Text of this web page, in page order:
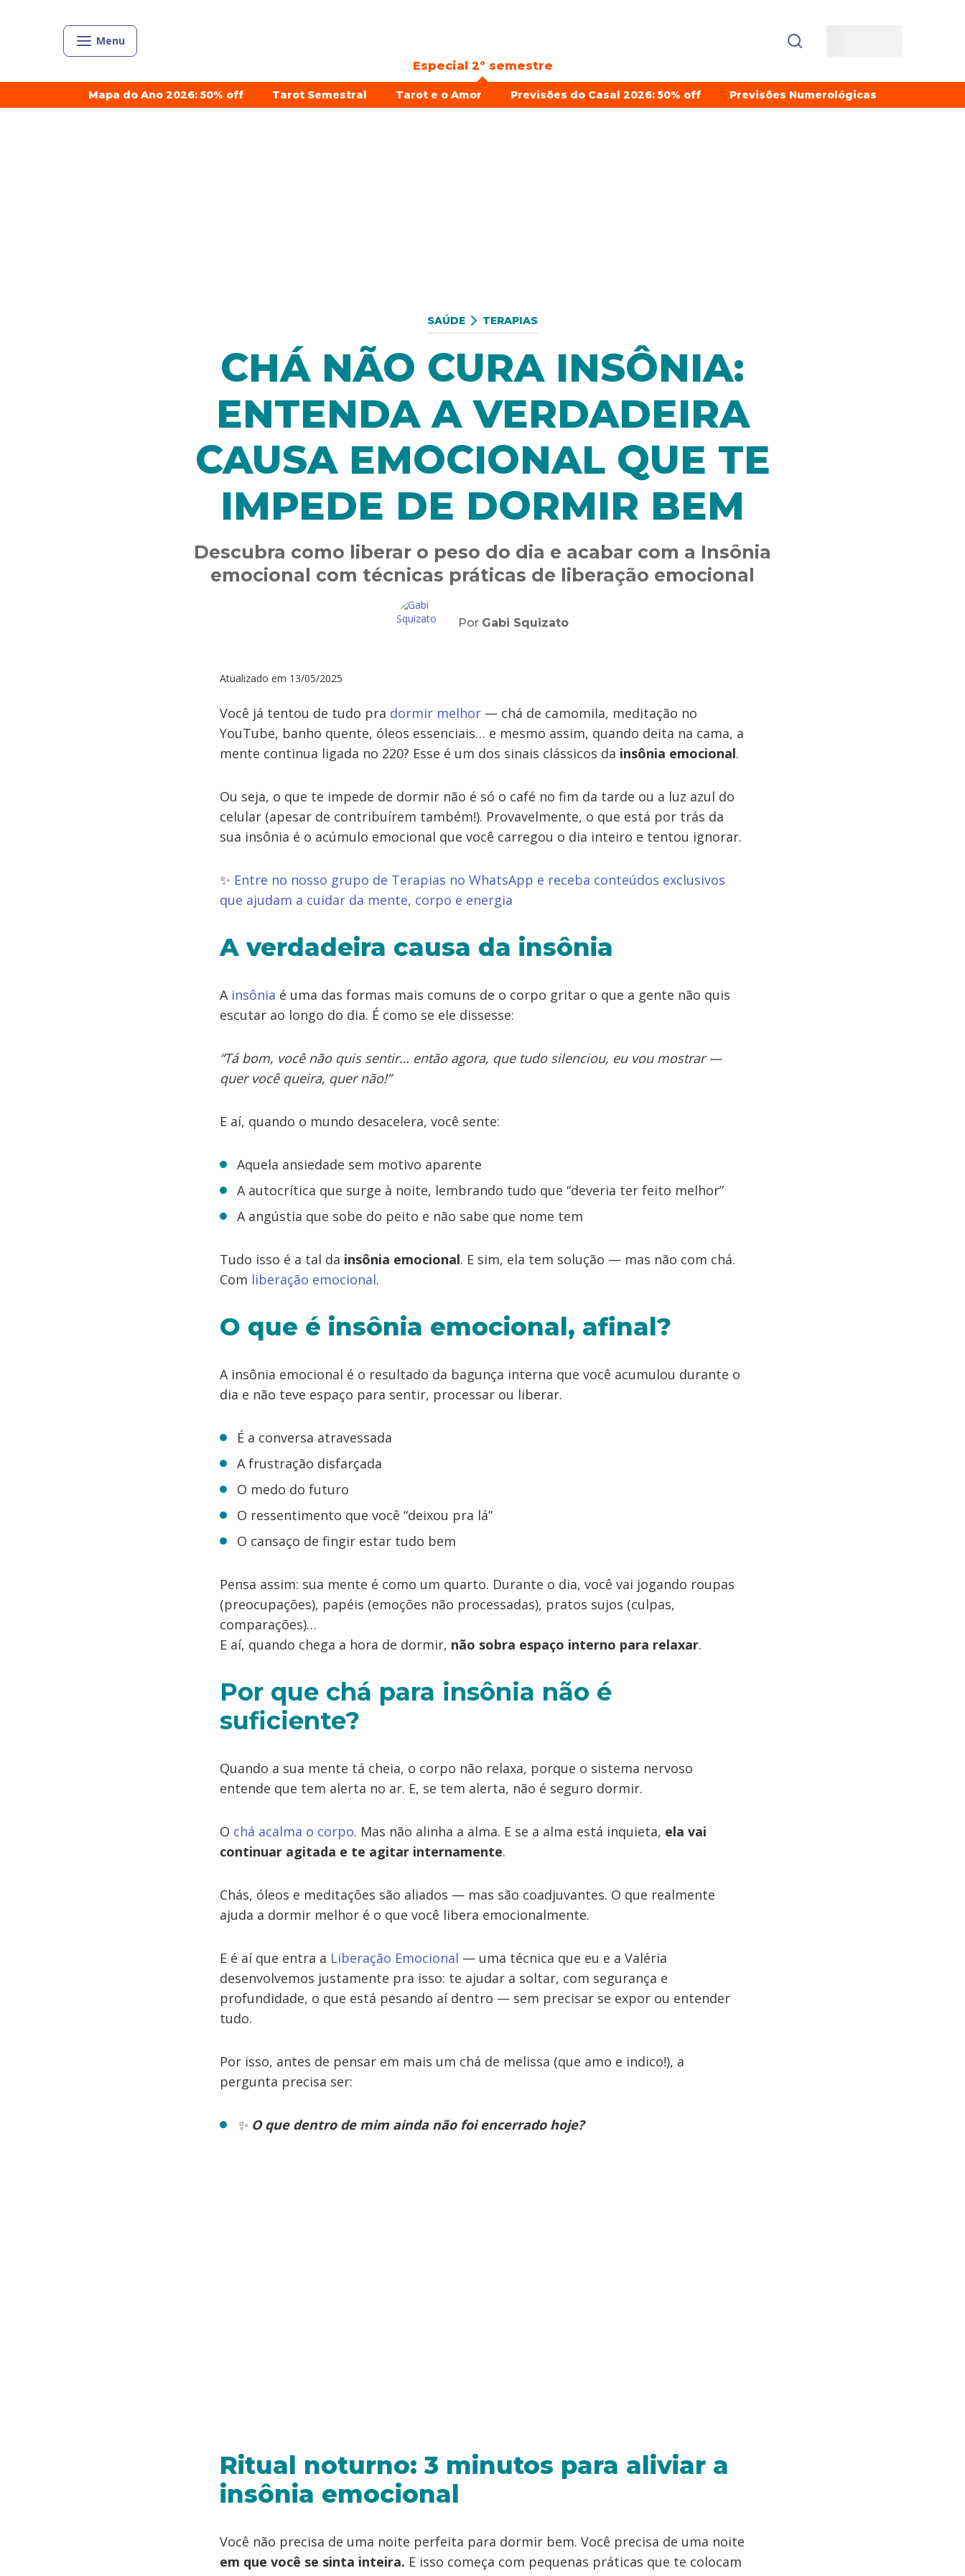
Menu
Especial 2º semestre
Mapa do Ano 2026: 50% off Tarot Semestral Tarot e o Amor Previsões do Casal 2026: 50% off Previsões Numerológicas
SAÚDE TERAPIAS
CHÁ NÃO CURA INSÔNIA:
ENTENDA A VERDADEIRA
CAUSA EMOCIONAL QUE TE
IMPEDE DE DORMIR BEM
Descubra como liberar o peso do dia e acabar com a Insônia
emocional com técnicas práticas de liberação emocional
Por Gabi Squizato
Atualizado em 13/05/2025
Você já tentou de tudo pra dormir melhor — chá de camomila, meditação no
YouTube, banho quente, óleos essenciais… e mesmo assim, quando deita na cama, a
mente continua ligada no 220? Esse é um dos sinais clássicos da insônia emocional.
Ou seja, o que te impede de dormir não é só o café no fim da tarde ou a luz azul do
celular (apesar de contribuírem também!). Provavelmente, o que está por trás da
sua insônia é o acúmulo emocional que você carregou o dia inteiro e tentou ignorar.
✨ Entre no nosso grupo de Terapias no WhatsApp e receba conteúdos exclusivos
que ajudam a cuidar da mente, corpo e energia
A verdadeira causa da insônia
A insônia é uma das formas mais comuns de o corpo gritar o que a gente não quis
escutar ao longo do dia. É como se ele dissesse:
“Tá bom, você não quis sentir… então agora, que tudo silenciou, eu vou mostrar —
quer você queira, quer não!”
E aí, quando o mundo desacelera, você sente:
Aquela ansiedade sem motivo aparente
A autocrítica que surge à noite, lembrando tudo que “deveria ter feito melhor”
A angústia que sobe do peito e não sabe que nome tem
Tudo isso é a tal da insônia emocional. E sim, ela tem solução — mas não com chá.
Com liberação emocional.
O que é insônia emocional, afinal?
A insônia emocional é o resultado da bagunça interna que você acumulou durante o
dia e não teve espaço para sentir, processar ou liberar.
É a conversa atravessada
A frustração disfarçada
O medo do futuro
O ressentimento que você “deixou pra lá”
O cansaço de fingir estar tudo bem
Pensa assim: sua mente é como um quarto. Durante o dia, você vai jogando roupas
(preocupações), papéis (emoções não processadas), pratos sujos (culpas,
comparações)…
E aí, quando chega a hora de dormir, não sobra espaço interno para relaxar.
Por que chá para insônia não é
suficiente?
Quando a sua mente tá cheia, o corpo não relaxa, porque o sistema nervoso
entende que tem alerta no ar. E, se tem alerta, não é seguro dormir.
O chá acalma o corpo. Mas não alinha a alma. E se a alma está inquieta, ela vai
continuar agitada e te agitar internamente.
Chás, óleos e meditações são aliados — mas são coadjuvantes. O que realmente
ajuda a dormir melhor é o que você libera emocionalmente.
E é aí que entra a Liberação Emocional — uma técnica que eu e a Valéria
desenvolvemos justamente pra isso: te ajudar a soltar, com segurança e
profundidade, o que está pesando aí dentro — sem precisar se expor ou entender
tudo.
Por isso, antes de pensar em mais um chá de melissa (que amo e indico!), a
pergunta precisa ser:
✨ O que dentro de mim ainda não foi encerrado hoje?
Ritual noturno: 3 minutos para aliviar a
insônia emocional
Você não precisa de uma noite perfeita para dormir bem. Você precisa de uma noite
em que você se sinta inteira. E isso começa com pequenas práticas que te colocam